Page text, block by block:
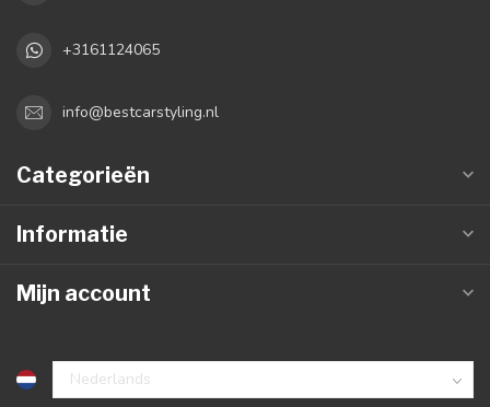
+3161124065
info@bestcarstyling.nl
Categorieën
Informatie
Mijn account